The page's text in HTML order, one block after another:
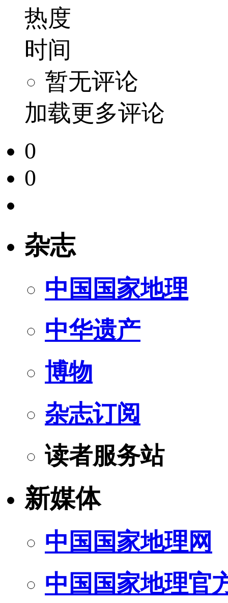
热度
时间
暂无评论
加载更多评论
0
0
杂志
中国国家地理
中华遗产
博物
杂志订阅
读者服务站
新媒体
中国国家地理网
中国国家地理官